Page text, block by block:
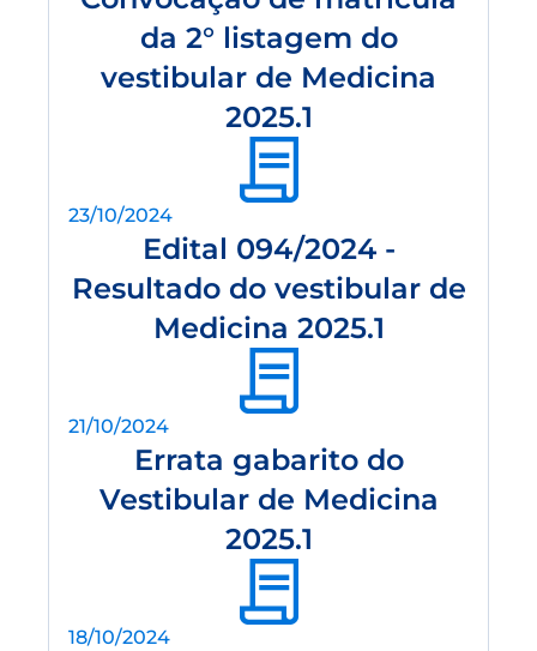
da 2° listagem do
vestibular de Medicina
2025.1
23/10/2024
Edital 094/2024 -
Resultado do vestibular de
Medicina 2025.1
21/10/2024
Errata gabarito do
Vestibular de Medicina
2025.1
18/10/2024